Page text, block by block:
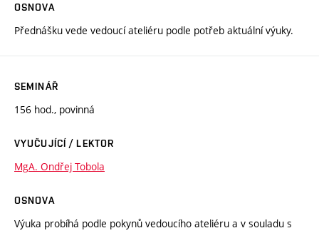
OSNOVA
Přednášku vede vedoucí ateliéru podle potřeb aktuální výuky.
SEMINÁŘ
156 hod., povinná
VYUČUJÍCÍ / LEKTOR
MgA. Ondřej Tobola
OSNOVA
Výuka probíhá podle pokynů vedoucího ateliéru a v souladu s